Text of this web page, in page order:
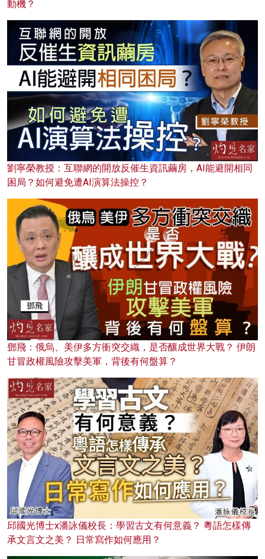
動機？
劉寧榮教授：互聯網的開放反催生資訊繭房，AI能避開相同
困局？如何避免遭AI演算法操控？
鄧飛：俄烏、美伊多方衝突交織，是否釀成世界大戰？ 伊朗
甘冒政權風險攻擊美軍，背後有何盤算？
邱國光博士x潘詠儀校長：學習古文有何意義？ 粵語怎樣傳
承文言文之美？ 日常寫作如何應用？